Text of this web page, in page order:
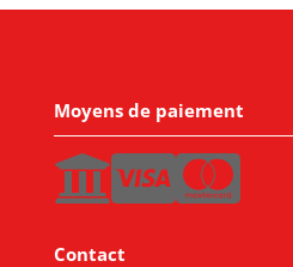
Moyens de paiement
Contact